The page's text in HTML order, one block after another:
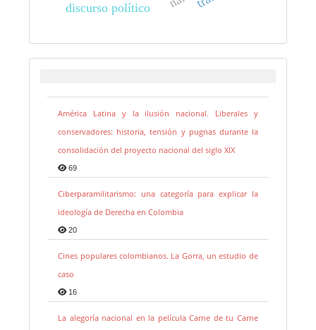
discurso político
América Latina y la ilusión nacional. Liberales y
conservadores: historia, tensión y pugnas durante la
consolidación del proyecto nacional del siglo XIX
69
Ciberparamilitarismo: una categoría para explicar la
ideología de Derecha en Colombia
20
Cines populares colombianos. La Gorra, un estudio de
caso
16
La alegoría nacional en la película Carne de tu Carne